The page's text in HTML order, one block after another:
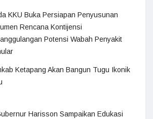
KKU Buka Persiapan Penyusunan
Rencana Kontijensi
Potensi Wabah Penyakit
Ketapang Akan Bangun Tugu Ikonik
Harisson Sampaikan Edukasi